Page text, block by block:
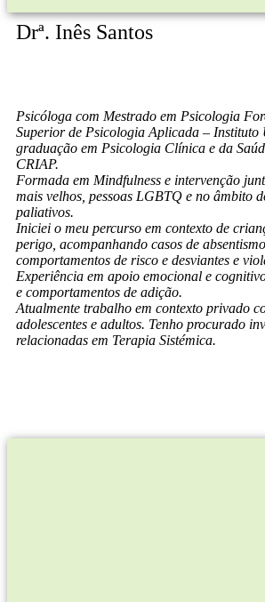
Drª. Inês Santos
Psicóloga com Mestrado em Psicologia
Superior de Psicologia Aplicada – Instituto
graduação em Psicologia Clínica e da
CRIAP.
Formada em Mindfulness e intervenção
mais velhos, pessoas LGBTQ e no âmbito
paliativos.
Iniciei o meu percurso em contexto de
perigo, acompanhando casos de
comportamentos de risco e desviantes e
Experiência em apoio emocional e
e comportamentos de adição.
Atualmente trabalho em contexto privado
adolescentes e adultos. Tenho procurado
relacionadas em Terapia Sistémica.